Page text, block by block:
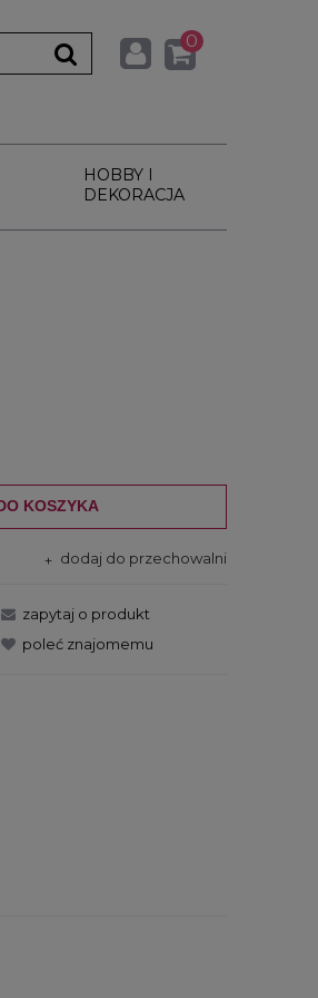
0
HOBBY I
DEKORACJA
KOSZYKA
dodaj do przechowalni
zapytaj o produkt
poleć znajomemu